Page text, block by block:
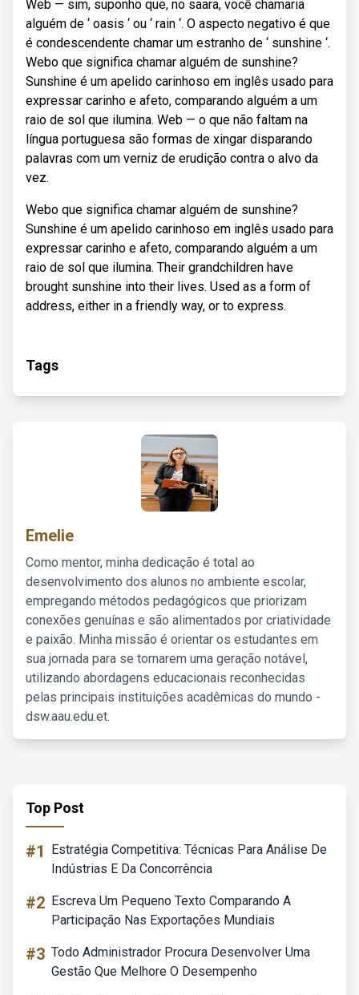
Web — sim, suponho que, no saara, você chamaria
alguém de ‘ oasis ‘ ou ‘ rain ‘. O aspecto negativo é que
é condescendente chamar um estranho de ‘ sunshine ‘.
Webo que significa chamar alguém de sunshine?
Sunshine é um apelido carinhoso em inglês usado para
expressar carinho e afeto, comparando alguém a um
raio de sol que ilumina. Web — o que não faltam na
língua portuguesa são formas de xingar disparando
palavras com um verniz de erudição contra o alvo da
vez.
Webo que significa chamar alguém de sunshine?
Sunshine é um apelido carinhoso em inglês usado para
expressar carinho e afeto, comparando alguém a um
raio de sol que ilumina. Their grandchildren have
brought sunshine into their lives. Used as a form of
address, either in a friendly way, or to express.
Tags
Emelie
Como mentor, minha dedicação é total ao
desenvolvimento dos alunos no ambiente escolar,
empregando métodos pedagógicos que priorizam
conexões genuínas e são alimentados por criatividade
e paixão. Minha missão é orientar os estudantes em
sua jornada para se tornarem uma geração notável,
utilizando abordagens educacionais reconhecidas
pelas principais instituições acadêmicas do mundo -
dsw.aau.edu.et.
Top Post
#1
Estratégia Competitiva: Técnicas Para Análise De
Indústrias E Da Concorrência
#2 Escreva Um Pequeno Texto Comparando A
Participação Nas Exportações Mundiais
#3 Todo Administrador Procura Desenvolver Uma
Gestão Que Melhore O Desempenho